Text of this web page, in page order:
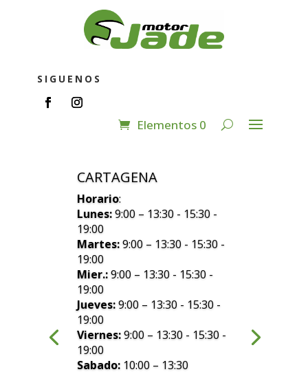
SIGUENOS
Elementos 0
CARTAGENA
Horario:
Lunes:9:00 – 13:30 - 15:30 -
19:00
Martes:9:00 – 13:30 - 15:30 -
19:00
Mier.:9:00 – 13:30 - 15:30 -
19:00
Jueves:9:00 – 13:30 - 15:30 -
19:00
Viernes:9:00 – 13:30 - 15:30 -
19:00
Sabado: 10:00 – 13:30